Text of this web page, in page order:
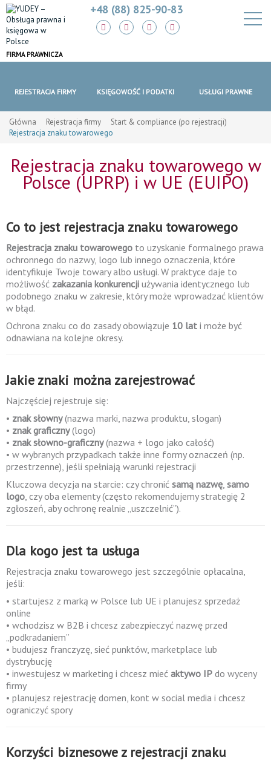
FIRMA PRAWNICZA
+48 (88) 825-90-83
REJESTRACJA FIRMY KSIĘGOWOŚĆ I PODATKI USŁUGI PRAWNE
Główna Rejestracja firmy
Start & compliance (po rejestracji)
Rejestracja znaku towarowego
Rejestracja znaku towarowego w
Polsce (UPRP) i w UE (EUIPO)
Co to jest rejestracja znaku towarowego
Rejestracja znaku towarowego to uzyskanie formalnego prawa
ochronnego do nazwy, logo lub innego oznaczenia, które
identyfikuje Twoje towary albo usługi. W praktyce daje to
możliwość zakazania konkurencji używania identycznego lub
podobnego znaku w zakresie, który może wprowadzać klientów
w błąd.
Ochrona znaku co do zasady obowiązuje 10 lat i może być
odnawiana na kolejne okresy.
Jakie znaki można zarejestrować
Najczęściej rejestruje się:
• znak słowny(nazwa marki, nazwa produktu, slogan)
• znak graficzny(logo)
• znak słowno-graficzny(nazwa + logo jako całość)
• w wybranych przypadkach także inne formy oznaczeń (np.
przestrzenne), jeśli spełniają warunki rejestracji
Kluczowa decyzja na starcie: czy chronić samą nazwę, samo
logo, czy oba elementy (często rekomendujemy strategię 2
zgłoszeń, aby ochronę realnie „uszczelnić”).
Dla kogo jest ta usługa
Rejestracja znaku towarowego jest szczególnie opłacalna,
jeśli:
• startujesz z marką w Polsce lub UE i planujesz sprzedaż
online
• wchodzisz w B2B i chcesz zabezpieczyć nazwę przed
„podkradaniem”
• budujesz franczyzę, sieć punktów, marketplace lub
dystrybucję
• inwestujesz w marketing i chcesz mieć aktywo IP do wyceny
firmy
• planujesz rejestrację domen, kont w social media i chcesz
ograniczyć spory
Korzyści biznesowe z rejestracji znaku